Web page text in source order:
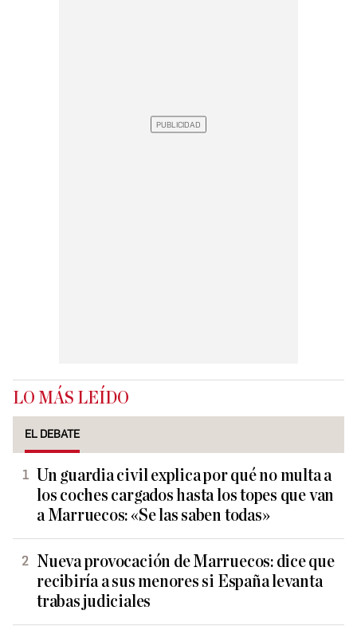
LO MÁS LEÍDO
EL DEBATE
Un guardia civil explica por qué no multa a
los coches cargados hasta los topes que van
a Marruecos: «Se las saben todas»
Nueva provocación de Marruecos: dice que
recibiría a sus menores si España levanta
trabas judiciales